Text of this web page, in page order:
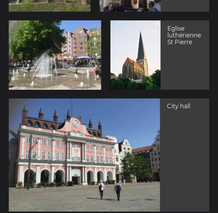
Eglise
luthérienne
St Pierre
City hall